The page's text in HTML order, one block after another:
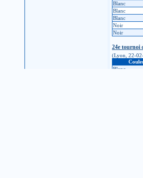
Blanc
Blanc
Blanc
Noir
Noir
24e tournoi
(Lyon, 22-
Blanc